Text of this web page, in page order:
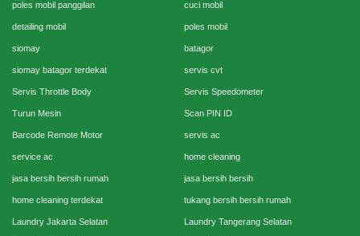
poles mobil panggilan cuci mobil
detailing mobil poles mobil
siomay batagor
siomay batagor terdekat servis cvt
Servis Throttle Body Servis Speedometer
Turun Mesin Scan PIN ID
Barcode Remote Motor servis ac
service ac home cleaning
jasa bersih bersih rumah jasa bersih bersih
home cleaning terdekat tukang bersih bersih rumah
Laundry Jakarta Selatan Laundry Tangerang Selatan